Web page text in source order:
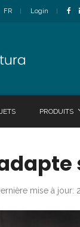
FR Login
PRODUITS
mise à jour: